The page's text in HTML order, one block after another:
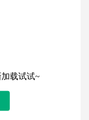
载试试~